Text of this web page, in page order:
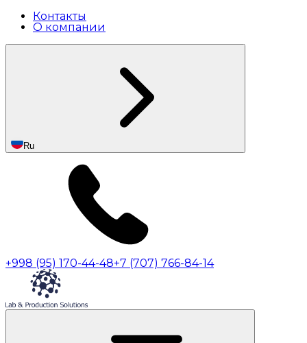
Контакты
О компании
Ru
+998 (95) 170-44-48+7 (707) 766-84-14